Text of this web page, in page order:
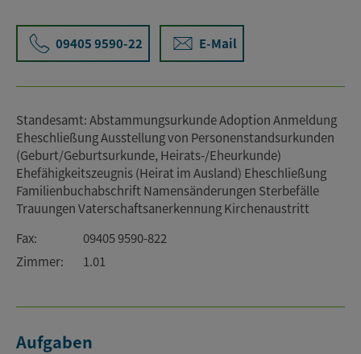
09405 9590-22 E-Mail
Standesamt: Abstammungsurkunde Adoption Anmeldung
Eheschließung Ausstellung von Personenstandsurkunden
(Geburt/Geburtsurkunde, Heirats-/Eheurkunde)
Ehefähigkeitszeugnis (Heirat im Ausland) Eheschließung
Familienbuchabschrift Namensänderungen Sterbefälle
Trauungen Vaterschaftsanerkennung Kirchenaustritt
Fax:
09405 9590-822
Zimmer:
1.01
Aufgaben